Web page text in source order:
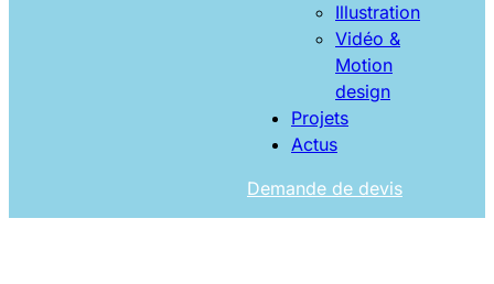
Illustration
Vidéo &
Motion
design
Projets
Actus
Demande de devis